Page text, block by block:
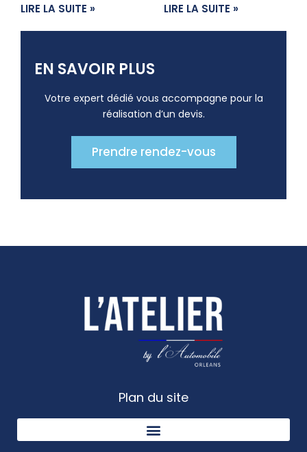
LIRE LA SUITE » LIRE LA SUITE »
EN SAVOIR PLUS
Votre expert dédié vous accompagne pour la
réalisation d’un devis.
Prendre rendez-vous
Plan du site